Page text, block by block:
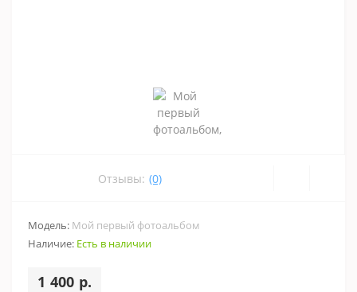
Отзывы: (0)
Модель: Мой первый фотоальбом
Наличие: Есть в наличии
1 400 р.